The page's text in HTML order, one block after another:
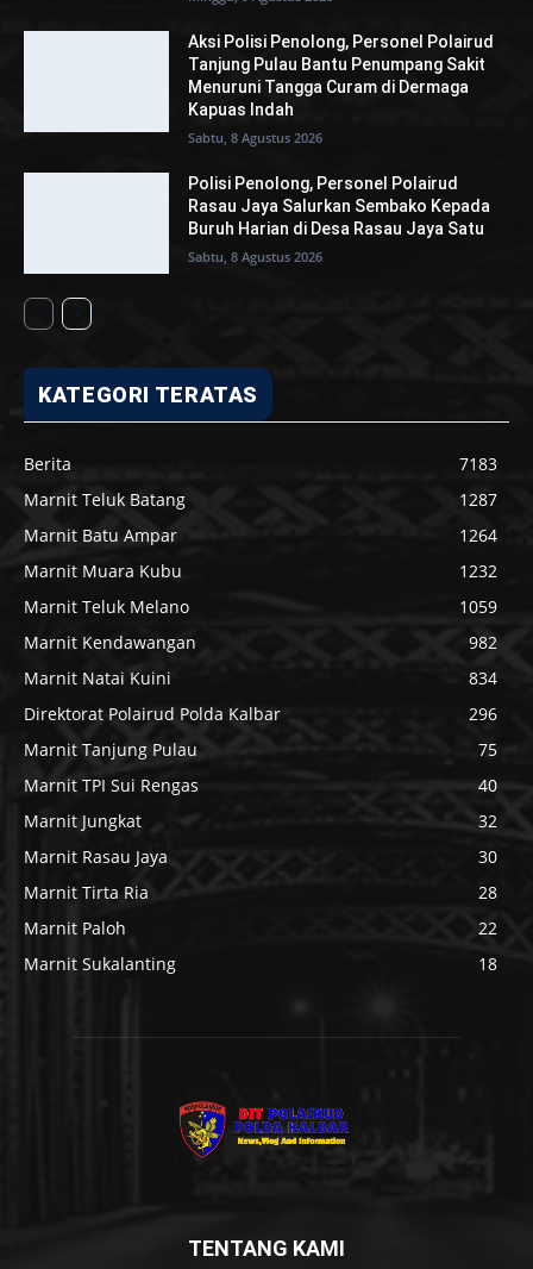
Aksi Polisi Penolong, Personel Polairud
Tanjung Pulau Bantu Penumpang Sakit
Menuruni Tangga Curam di Dermaga
Kapuas Indah
Sabtu, 8 Agustus 2026
Polisi Penolong, Personel Polairud
Rasau Jaya Salurkan Sembako Kepada
Buruh Harian di Desa Rasau Jaya Satu
Sabtu, 8 Agustus 2026
KATEGORI TERATAS
Berita
7183
Marnit Teluk Batang
1287
Marnit Batu Ampar
1264
Marnit Muara Kubu
1232
Marnit Teluk Melano
1059
Marnit Kendawangan
982
Marnit Natai Kuini
834
Direktorat Polairud Polda Kalbar
296
Marnit Tanjung Pulau
75
Marnit TPI Sui Rengas
40
Marnit Jungkat
32
Marnit Rasau Jaya
30
Marnit Tirta Ria
28
Marnit Paloh
22
Marnit Sukalanting
18
TENTANG KAMI